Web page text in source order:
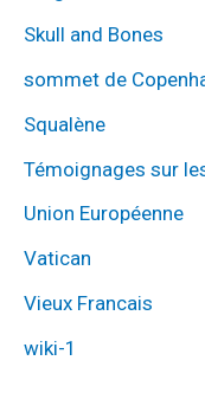
Skull and Bones
sommet de
Squalène
Témoignages sur
Union Européenne
Vatican
Vieux Francais
wiki-1